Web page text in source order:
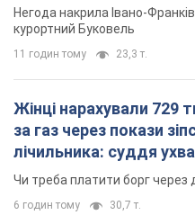
Відео
Негода накрила Івано-
курортний Буковель
11 годин тому 23,3 т.
Жінці нарахували 729
за газ через покази
лічильника: суддя
неочікуване рішення
Чи треба платити борг через
6 годин тому 30,7 т.